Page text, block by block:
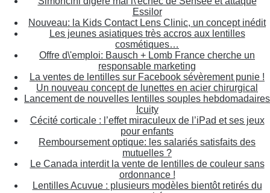
Essilor
Nouveau: la Kids Contact Lens Clinic, un concept inédit
Les jeunes asiatiques très accros aux lentilles
cosmétiques…
Offre d\'emploi: Bausch + Lomb France cherche un
responsable marketing
La ventes de lentilles sur Facebook sévèrement punie !
Un nouveau concept de lunettes en acier chirurgical
Lancement de nouvelles lentilles souples hebdomadaires
Icuity
Cécité corticale : l’effet miraculeux de l’iPad et ses jeux
pour enfants
Remboursement optique: les salariés satisfaits des
mutuelles ?
Le Canada interdit la vente de lentilles de couleur sans
ordonnance !
Lentilles Acuvue : plusieurs modèles bientôt retirés du